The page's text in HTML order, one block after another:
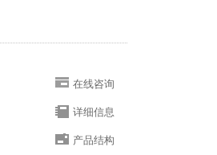
在线咨询
详细信息
产品结构